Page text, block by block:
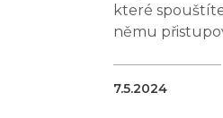
které
němu
7.5.2024